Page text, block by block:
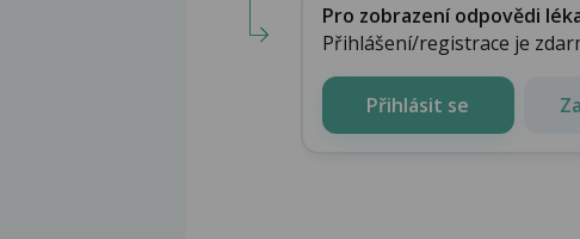
Pro zobrazení odpovědi
Přihlášení/registrace je
Přihlásit se